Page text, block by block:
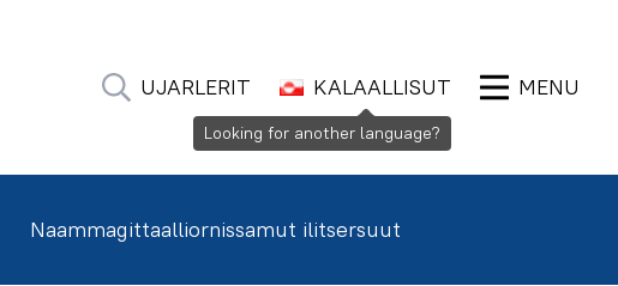
UJARLERIT KALAALLISUT MENU
Naammagittaalliornissamut ilitsersuut